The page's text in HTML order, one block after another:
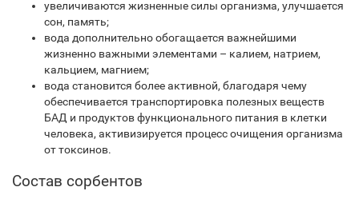
увеличиваются жизненные силы организма, улучшается
сон, память;
вода дополнительно обогащается важнейшими
жизненно важными элементами – калием, натрием,
кальцием, магнием;
вода становится более активной, благодаря чему
обеспечивается транспортировка полезных веществ
БАД и продуктов функционального питания в клетки
человека, активизируется процесс очищения организма
от токсинов.
Состав сорбентов